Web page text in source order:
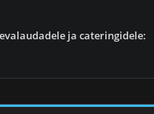
ja cateringidele: